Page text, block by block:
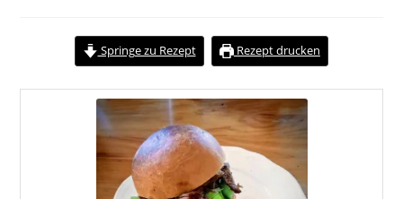
Springe zu Rezept Rezept drucken